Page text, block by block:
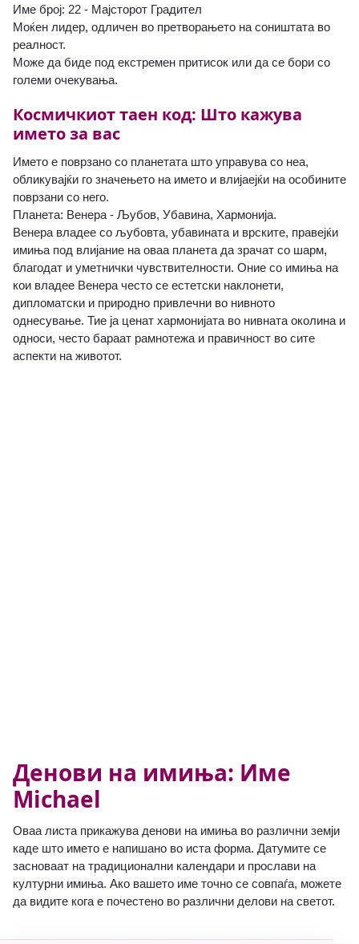
Име број: 22 - Мајсторот Градител
Моќен лидер, одличен во претворањето на соништата во
реалност.
Може да биде под екстремен притисок или да се бори со
големи очекувања.
Космичкиот таен код: Што кажува
името за вас
Името е поврзано со планетата што управува со неа,
обликувајќи го значењето на името и влијаејќи на особините
поврзани со него.
Планета: Венера - Љубов, Убавина, Хармонија.
Венера владее со љубовта, убавината и врските, правејќи
имиња под влијание на оваа планета да зрачат со шарм,
благодат и уметнички чувствителности. Оние со имиња на
кои владее Венера често се естетски наклонети,
дипломатски и природно привлечни во нивното
однесување. Тие ја ценат хармонијата во нивната околина и
односи, често бараат рамнотежа и правичност во сите
аспекти на животот.
Денови на имиња: Име
Michael
Оваа листа прикажува денови на имиња во различни земји
каде што името е напишано во иста форма. Датумите се
засноваат на традиционални календари и прослави на
културни имиња. Ако вашето име точно се совпаѓа, можете
да видите кога е почестено во различни делови на светот.